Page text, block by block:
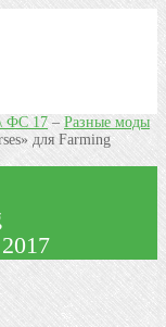
ФС 17– Разные моды
для Farming